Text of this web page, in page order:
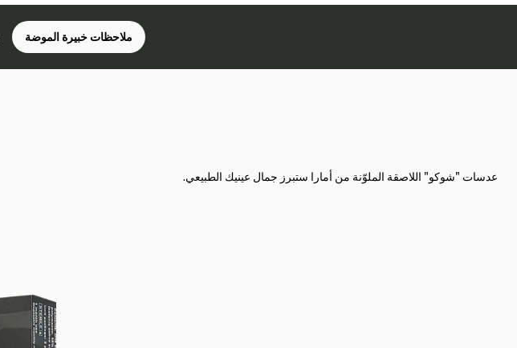
ملاحظات خبيرة الموضة
عدسات "شوكو" اللاصقة الملوّنة من أمارا ستبرز جمال عينيك الطبيعي.